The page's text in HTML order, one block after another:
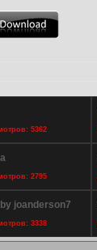
5362
2795
joanderson7
3338